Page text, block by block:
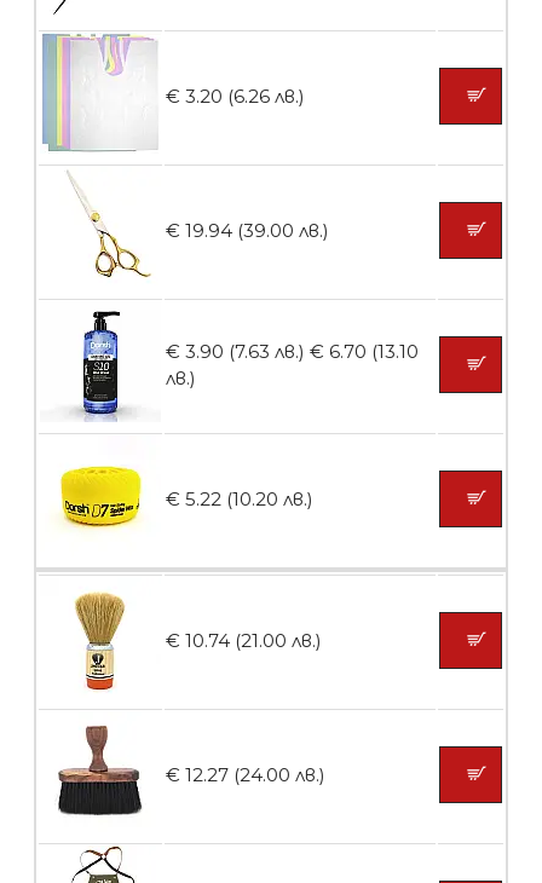
Ваничка за маникюр BMSPA1C
БЕЗПЛАТНО
Пила тип ренде
БЕЗПЛАТНО
Пила тип ренде 2в1
БЕЗПЛАТНО
Пила тип ренде 2в1
БЕЗПЛАТНО
€ 3.20 (6.26 лв.)
€ 19.94 (39.00 лв.)
€ 3.90 (7.63 лв.) € 6.70 (13.10
лв.)
€ 5.22 (10.20 лв.)
€ 10.74 (21.00 лв.)
€ 12.27 (24.00 лв.)